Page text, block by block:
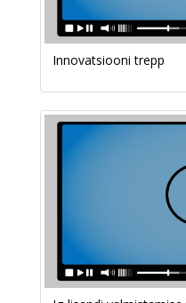
Innovatsiooni trepp